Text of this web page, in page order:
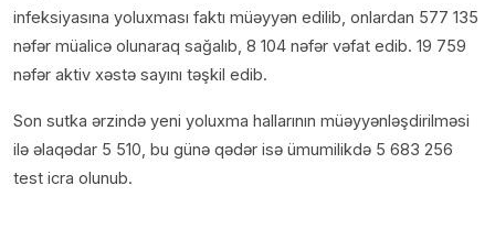
infeksiyasına yoluxması faktı müəyyən edilib, onlardan 577 135
nəfər müalicə olunaraq sağalıb, 8 104 nəfər vəfat edib. 19 759
nəfər aktiv xəstə sayını təşkil edib.
Son sutka ərzində yeni yoluxma hallarının müəyyənləşdirilməsi
ilə əlaqədar 5 510, bu günə qədər isə ümumilikdə 5 683 256
test icra olunub.